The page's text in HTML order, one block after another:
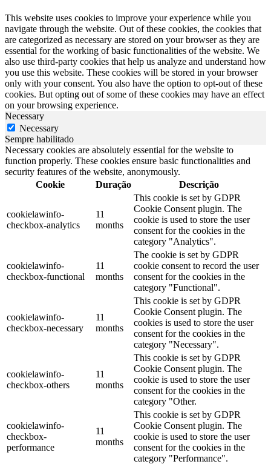
This website uses cookies to improve your experience while you
navigate through the website. Out of these cookies, the cookies that
are categorized as necessary are stored on your browser as they are
essential for the working of basic functionalities of the website. We
also use third-party cookies that help us analyze and understand how
you use this website. These cookies will be stored in your browser
only with your consent. You also have the option to opt-out of these
cookies. But opting out of some of these cookies may have an effect
on your browsing experience.
Necessary
Necessary
Sempre habilitado
Necessary cookies are absolutely essential for the website to
function properly. These cookies ensure basic functionalities and
security features of the website, anonymously.
Cookie
Duração Descrição
cookielawinfo-
checkbox-analytics
11
months
This cookie is set by GDPR
Cookie Consent plugin. The
cookie is used to store the user
consent for the cookies in the
category "Analytics".
cookielawinfo-
checkbox-functional
11
months
The cookie is set by GDPR
cookie consent to record the user
consent for the cookies in the
category "Functional".
cookielawinfo-
checkbox-necessary
11
months
This cookie is set by GDPR
Cookie Consent plugin. The
cookies is used to store the user
consent for the cookies in the
category "Necessary".
cookielawinfo-
checkbox-others
11
months
This cookie is set by GDPR
Cookie Consent plugin. The
cookie is used to store the user
consent for the cookies in the
category "Other.
cookielawinfo-
checkbox-
performance
11
months
This cookie is set by GDPR
Cookie Consent plugin. The
cookie is used to store the user
consent for the cookies in the
category "Performance".